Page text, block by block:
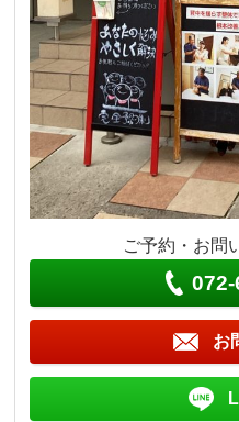
ご予約・お問
お